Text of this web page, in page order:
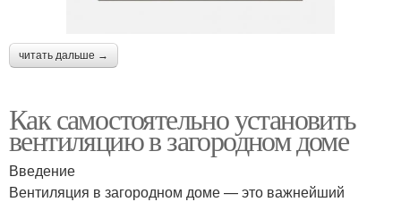
читать дальше →
Как самостоятельно установить
вентиляцию в загородном доме
Введение
Вентиляция в загородном доме — это важнейший